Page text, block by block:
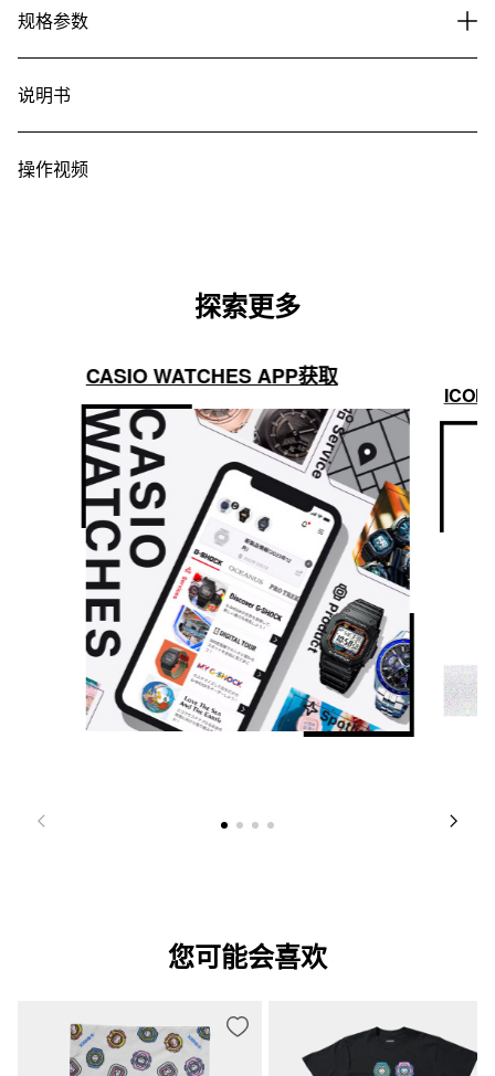
规格参数
说明书
操作视频
探索更多
CASIO WATCHES APP获取
您可能会喜欢